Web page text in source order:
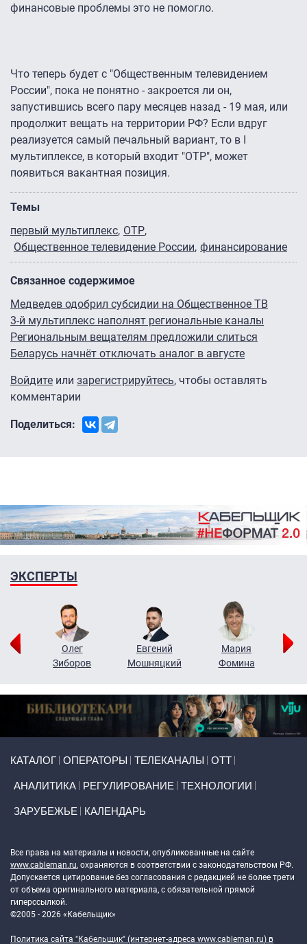
финансовые проблемы это не помогло.
Что теперь будет с "Общественным телевидением
России", пока не понятно - закроется ли он,
запустившись всего пару месяцев назад - 19 мая, или
продолжит вещать на территории РФ? Если вдруг
реализуется самый печальный вариант, то в I
мультиплексе, в который входит "ОТР", может
появиться вакантная позиция.
Темы
первый мультиплекс ОТР
Общественное телевидение России финансирование
Связанное содержимое
Медведев одобрил субсидии на Общественное ТВ
3-й мультиплекс наполнят региональные каналы
Региональным вещателям предложили слиться
Беларусь начнёт отключать аналог в августе
Войдите или зарегистрируйтесь, чтобы оставлять
комментарии
Поделиться:
ЭКСПЕРТЫ
Олег
Зиборов
Евгений
Мошняцкий
Мария
Фомина
КАТАЛОГ ОПЕРАТОРЫ ТЕЛЕКАНАЛЫ ОТТ
АНАЛИТИКА РЕГУЛИРОВАНИЕ ТЕХНОЛОГИИ
ЗАРУБЕЖЬЕ КАЛЕНДАРЬ
Все права на материалы и новости, опубликованные на сайте
www.cableman.ru, охраняются в соответствии с законодательством РФ.
Допускается цитирование без согласования с редакцией не более трети
от объема оригинального материала, с обязательной прямой
гиперссылкой.
©2005 - 2026 «Кабельщик»
Политика сайта "Кабельщик" (интернет-адреса www.cableman.ru) в